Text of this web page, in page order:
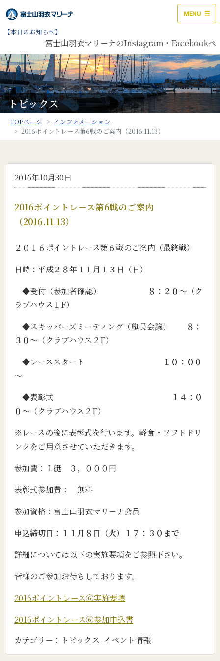
MENU
【本日のお知らせ】
富士山羽衣マリーナのInstagram・Facebookペ
トピックス
TOPページ
インフォメーション
2016ポイントレース第6戦のご案内（2016.11.13）
2016年10月30日
2016ポイントレース第6戦のご案内
（2016.11.13）
２０１６ポイントレース第６戦のご案内 （最終戦）
日時：平成２８年１１月１３日（日）
◆受付（参加者確認）
８：２０～ （ク
ラブハウス１F）
◆スキッパーズミーティング（艇長会議）
８：
３０ ～ （クラブハウス２F）
◆レーススタート
１０：００
～
◆表彰式
１４：０
０～ （クラブハウス２F）
※レースの後に表彰式を行います。軽食・ソフトドリ
ンクをご用意させていただきます。
参加費：１艇 ３，０００円
表彰式参加費： 無料
参加資格：富士山羽衣マリーナ会員
申込締切日：１１月８日（火）１７：３０まで
詳細については以下の実施要項をご参照下さい。
皆様のご参加お待ちしております。
2016ポイントレース⑥実施要項
2016ポイントレース⑥参加申込書
カテゴリー： トピックス イベント情報